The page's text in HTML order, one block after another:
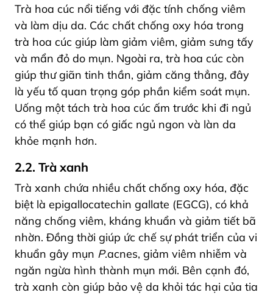
Trà hoa cúc nổi tiếng với đặc tính chống viêm
và làm dịu da. Các chất chống oxy hóa trong
trà hoa cúc giúp làm giảm viêm, giảm sưng tấy
và mẩn đỏ do mụn. Ngoài ra, trà hoa cúc còn
giúp thư giãn tinh thần, giảm căng thẳng, đây
là yếu tố quan trọng góp phần kiểm soát mụn.
Uống một tách trà hoa cúc ấm trước khi đi ngủ
có thể giúp bạn có giấc ngủ ngon và làn da
khỏe mạnh hơn.
2.2. Trà xanh
Trà xanh chứa nhiều chất chống oxy hóa, đặc
biệt là epigallocatechin gallate (EGCG), có khả
năng chống viêm, kháng khuẩn và giảm tiết bã
nhờn. Đồng thời giúp ức chế sự phát triển của vi
khuẩn gây mụn P.acnes, giảm viêm nhiễm và
ngăn ngừa hình thành mụn mới. Bên cạnh đó,
trà xanh còn giúp bảo vệ da khỏi tác hại của tia